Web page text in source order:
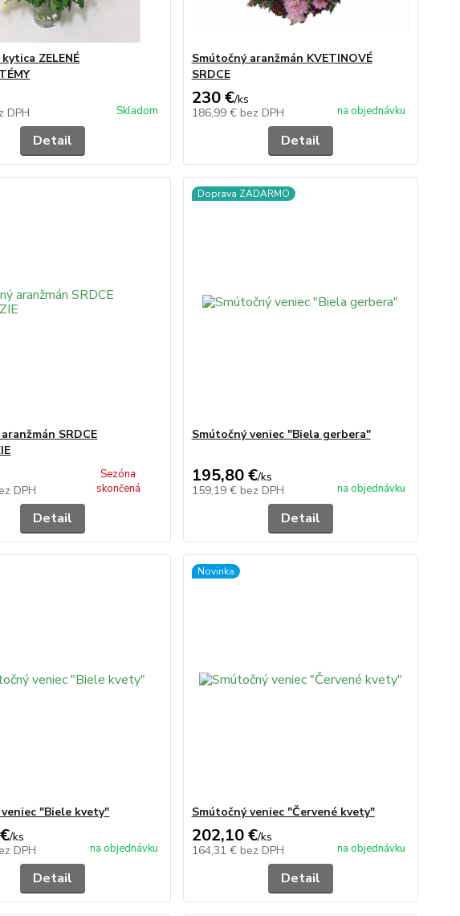
ZELENÉ
DPH Skladom
Detail
Smútočný aranžmán KVETINOVÉ
SRDCE
230 €/ks
186,99 € bez DPH na objednávku
Detail
SRDCE
DPH
Sezóna
skončená
Detail
Doprava ZADARMO
Smútočný veniec "Biela gerbera"
195,80 €/ks
159,19 € bez DPH na objednávku
Detail
"Biele kvety"
/ks
DPH na objednávku
Detail
Novinka
Smútočný veniec "Červené kvety"
202,10 €/ks
164,31 € bez DPH na objednávku
Detail